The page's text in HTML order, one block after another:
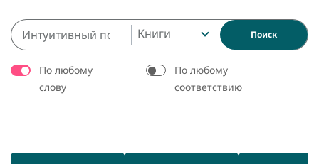
Книги Поиск
По любому
слову
По любому
соответствию